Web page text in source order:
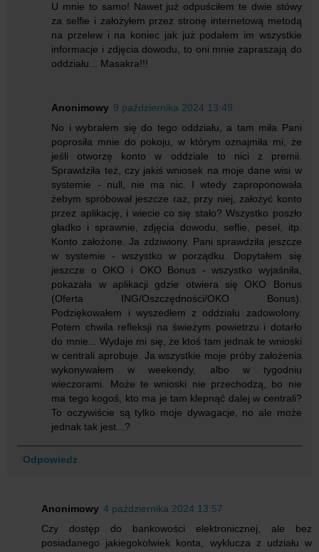
U mnie to samo! Nawet już odpuściłem te dwie stówy
za selfie i założyłem przez stronę internetową metodą
na przelew i na koniec jak już podałem im wszystkie
informacje i zdjęcia dowodu, to oni mnie zapraszają do
oddziału... Masakra!!!
Anonimowy 9 października 2024 13:49
No i wybrałem się do tego oddziału, a tam miła Pani
poprosiła mnie do pokoju, w którym oznajmiła mi, że
jeśli otworzę konto w oddziale to nici z premii.
Sprawdziła też, czy jakiś wniosek na moje dane wisi w
systemie - null, nie ma nic. I wtedy zaproponowała
żebym spróbował jeszcze raz, przy niej, założyć konto
przez aplikację, i wiecie co się stało? Wszystko poszło
gładko i sprawnie, zdjęcia dowodu, seflie, pesel, itp.
Konto założone. Ja zdziwiony. Pani sprawdziła jeszcze
w systemie - wszystko w porządku. Dopytałem się
jeszcze o OKO i OKO Bonus - wszystko wyjaśniła,
pokazała w aplikacji gdzie otwiera się OKO Bonus
(Oferta ING/Oszczędności/OKO Bonus).
Podziękowałem i wyszedłem z oddziału zadowolony.
Potem chwila refleksji na świeżym powietrzu i dotarło
do mnie... Wydaje mi się, że ktoś tam jednak te wnioski
w centrali aprobuje. Ja wszystkie moje próby założenia
wykonywałem w weekendy, albo w tygodniu
wieczorami. Może te wnioski nie przechodzą, bo nie
ma tego kogoś, kto ma je tam klepnąć dalej w centrali?
To oczywiście są tylko moje dywagacje, no ale może
jednak tak jest...?
Odpowiedz
Anonimowy 4 października 2024 13:57
Czy dostęp do bankowości elektronicznej, ale bez
posiadanego jakiegokolwiek konta, wyklucza z udziału w